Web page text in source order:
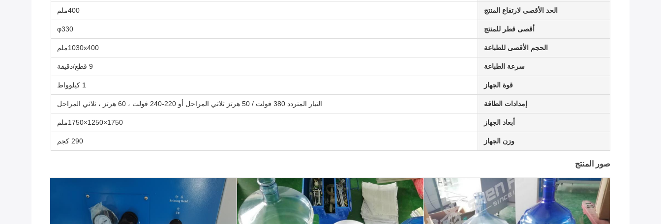
الحد الأقصى لارتفاع المنتج 400ملم
أقصى قطر للمنتج φ330
الحجم الأقصى للطباعة 1030x400ملم
سرعة الطباعة 9 قطع/دقيقة
قوة الجهاز 1 كيلوواط
إمدادات الطاقة التيار المتردد 380 فولت / 50 هرتز ثلاثي المراحل أو 220-240 فولت ، 60 هرتز ، ثلاثي المراحل
أبعاد الجهاز 1750×1250×1750ملم
وزن الجهاز 290 كجم
صور المنتج